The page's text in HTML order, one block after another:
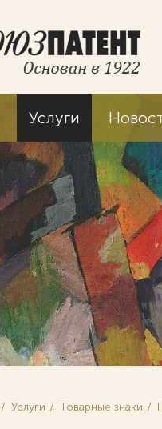
Услуги
Услуги Товарные знаки